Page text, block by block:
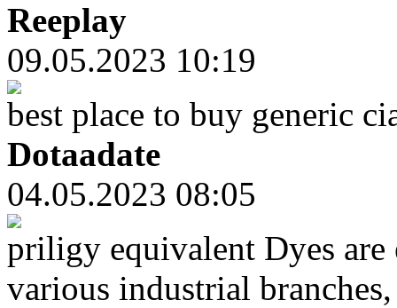
Reeplay
09.05.2023 10:19
best place to buy generic
Dotaadate
04.05.2023 08:05
priligy equivalent Dyes
various industrial